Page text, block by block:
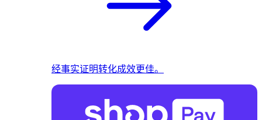
经事实证明转化成效更佳。